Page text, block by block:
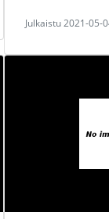
Julkaistu 2021-05-